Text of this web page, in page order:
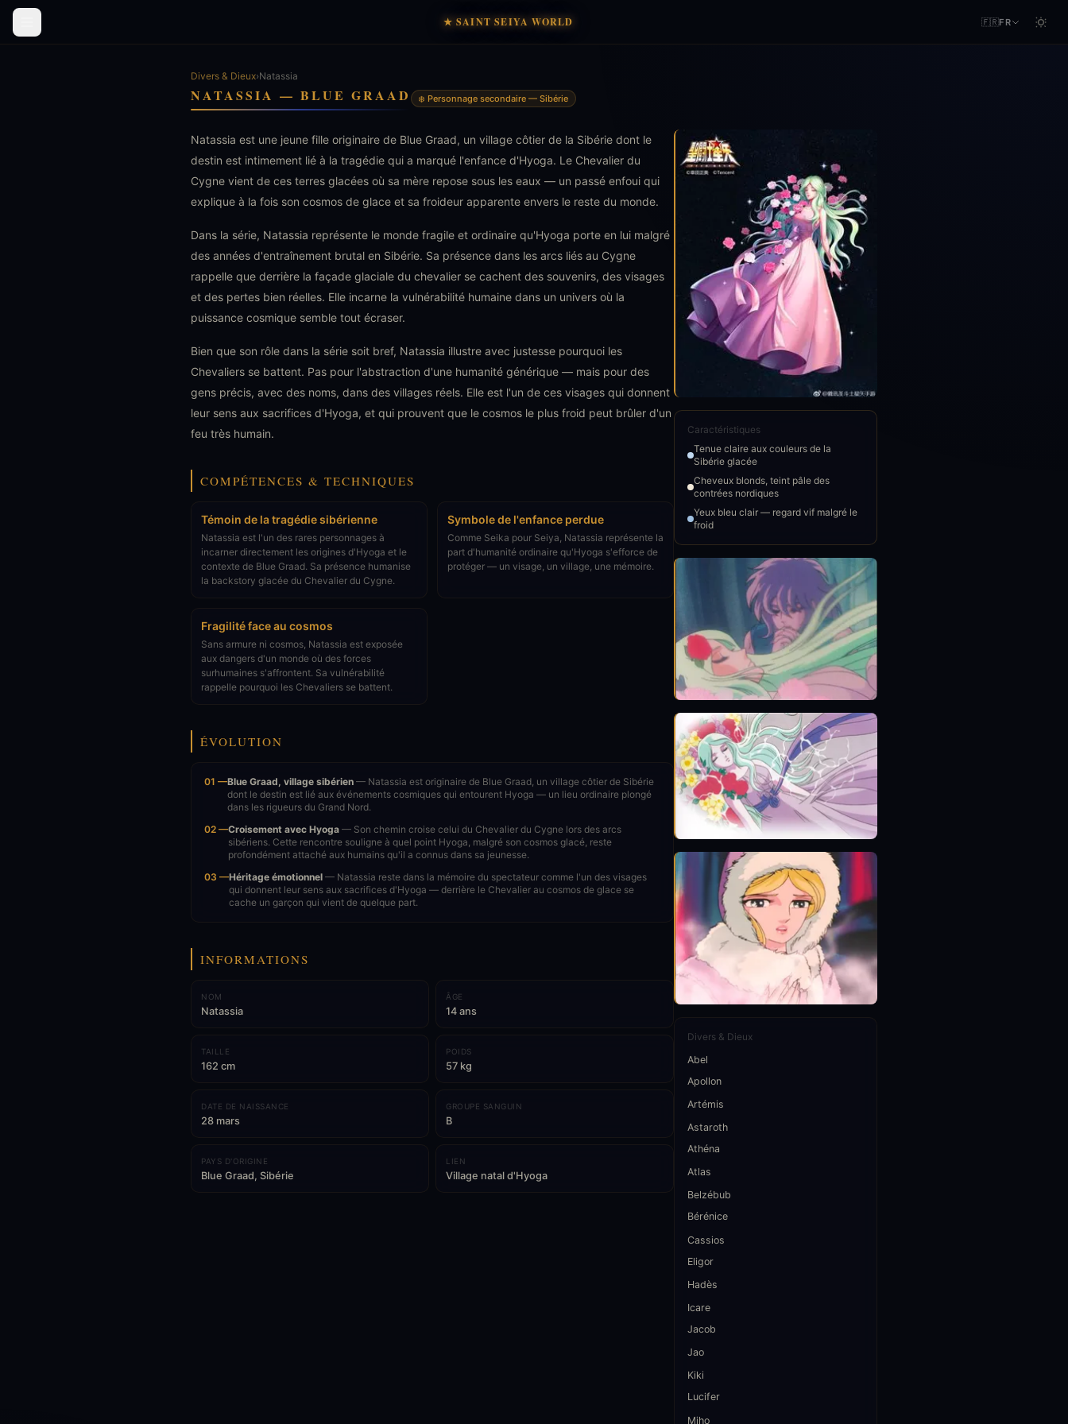
★ SAINT SEIYA WORLD 🇫🇷FR
Divers & Dieux›Natassia
NATASSIA — BLUE GRAAD ❄️ Personnage secondaire — Sibérie
Natassia est une jeune fille originaire de Blue Graad, un village côtier de la Sibérie dont le
destin est intimement lié à la tragédie qui a marqué l'enfance d'Hyoga. Le Chevalier du
Cygne vient de ces terres glacées où sa mère repose sous les eaux — un passé enfoui qui
explique à la fois son cosmos de glace et sa froideur apparente envers le reste du monde.
Dans la série, Natassia représente le monde fragile et ordinaire qu'Hyoga porte en lui malgré
des années d'entraînement brutal en Sibérie. Sa présence dans les arcs liés au Cygne
rappelle que derrière la façade glaciale du chevalier se cachent des souvenirs, des visages
et des pertes bien réelles. Elle incarne la vulnérabilité humaine dans un univers où la
puissance cosmique semble tout écraser.
Bien que son rôle dans la série soit bref, Natassia illustre avec justesse pourquoi les
Chevaliers se battent. Pas pour l'abstraction d'une humanité générique — mais pour des
gens précis, avec des noms, dans des villages réels. Elle est l'un de ces visages qui donnent
leur sens aux sacrifices d'Hyoga, et qui prouvent que le cosmos le plus froid peut brûler d'un
feu très humain.
COMPÉTENCES & TECHNIQUES
Témoin de la tragédie sibérienne
Natassia est l'un des rares personnages à
incarner directement les origines d'Hyoga et le
contexte de Blue Graad. Sa présence humanise
la backstory glacée du Chevalier du Cygne.
Symbole de l'enfance perdue
Comme Seika pour Seiya, Natassia représente la
part d'humanité ordinaire qu'Hyoga s'efforce de
protéger — un visage, un village, une mémoire.
Fragilité face au cosmos
Sans armure ni cosmos, Natassia est exposée
aux dangers d'un monde où des forces
surhumaines s'affrontent. Sa vulnérabilité
rappelle pourquoi les Chevaliers se battent.
ÉVOLUTION
01 —Blue Graad, village sibérien — Natassia est originaire de Blue Graad, un village côtier de Sibérie
dont le destin est lié aux événements cosmiques qui entourent Hyoga — un lieu ordinaire plongé
dans les rigueurs du Grand Nord.
02 —Croisement avec Hyoga — Son chemin croise celui du Chevalier du Cygne lors des arcs
sibériens. Cette rencontre souligne à quel point Hyoga, malgré son cosmos glacé, reste
profondément attaché aux humains qu'il a connus dans sa jeunesse.
03 —Héritage émotionnel — Natassia reste dans la mémoire du spectateur comme l'un des visages
qui donnent leur sens aux sacrifices d'Hyoga — derrière le Chevalier au cosmos de glace se
cache un garçon qui vient de quelque part.
INFORMATIONS
NOM
Natassia
ÂGE
14 ans
TAILLE
162 cm
POIDS
57 kg
DATE DE NAISSANCE
28 mars
GROUPE SANGUIN
B
PAYS D'ORIGINE
Blue Graad, Sibérie
LIEN
Village natal d'Hyoga
Caractéristiques
Tenue claire aux couleurs de la
Sibérie glacée
Cheveux blonds, teint pâle des
contrées nordiques
Yeux bleu clair — regard vif malgré le
froid
Divers & Dieux
Abel
Apollon
Artémis
Astaroth
Athéna
Atlas
Belzébub
Bérénice
Cassios
Eligor
Hadès
Icare
Jacob
Jao
Kiki
Lucifer
Miho